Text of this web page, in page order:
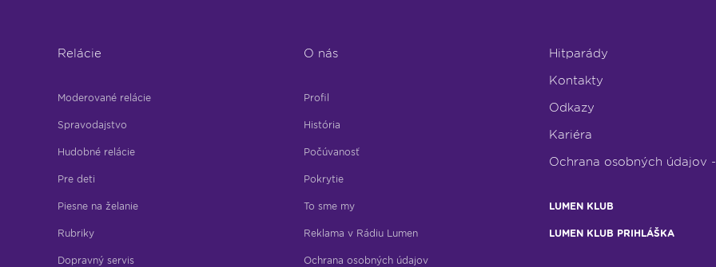
Relácie
Moderované relácie
Spravodajstvo
Hudobné relácie
Pre deti
Piesne na želanie
Rubriky
Dopravný servis
O nás
Profil
História
Počúvanosť
Pokrytie
To sme my
Reklama v Rádiu Lumen
Ochrana osobných údajov
Hitparády
Kontakty
Odkazy
Kariéra
Ochrana osobných údajov
LUMEN KLUB
LUMEN KLUB PRIHLÁŠKA